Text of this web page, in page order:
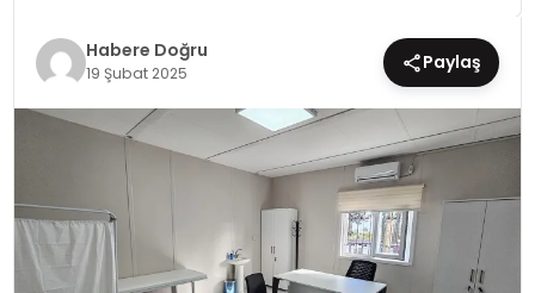
SPOR
MAGAZİN
SAĞLIK
Habere Doğru
19 Şubat 2025 Paylaş